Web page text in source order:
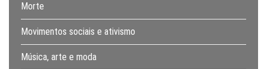
Morte
Movimentos sociais e ativismo
Música, arte e moda